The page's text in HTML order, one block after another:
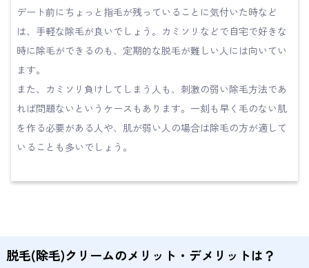
デート前にちょっと指毛が残っていることに気付いた時など
は、手軽な除毛が良いでしょう。カミソリなどで自宅で好きな
時に除毛ができるのも、定期的な脱毛が難しい人には向いてい
ます。
また、カミソリ負けしてしまう人も、刺激の弱い除毛方法であ
れば問題ないというケースもあります。一刻も早く毛のない肌
を作る必要がある人や、肌が弱い人の場合は除毛の方が適して
いることも多いでしょう。
脱毛(除毛)クリームのメリット・デメリットは？